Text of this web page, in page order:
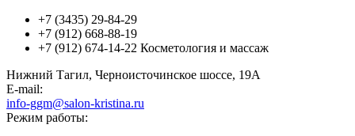
+7 (3435) 29-84-29
+7 (912) 668-88-19
+7 (912) 674-14-22 Косметология и массаж
Нижний Тагил, Черноисточинское шоссе, 19А
E-mail:
info-ggm@salon-kristina.ru
Режим работы: